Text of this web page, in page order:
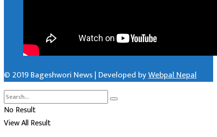
© 2019 Bageshwori News | Developed byWebpal Nepal
No Result
View All Result